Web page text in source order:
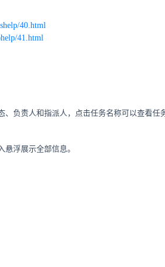
40.html
41.html
负责人和指派人，点击任务名称可以查看任
浮展示全部信息。